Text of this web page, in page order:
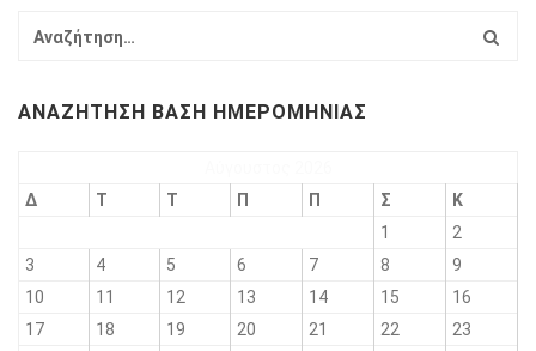
ΑΝΑΖΉΤΗΣΗ ΒΆΣΗ ΗΜΕΡΟΜΗΝΊΑΣ
Δ
Τ Τ Π Π Σ
Κ
1
2
3
4 5 6 7 8
9
10
11 12 13 14 15
16
17
18 19 20 21 22
23